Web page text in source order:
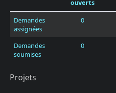
ouverts
Demandes
assignées
0
Demandes
soumises
0
Projets